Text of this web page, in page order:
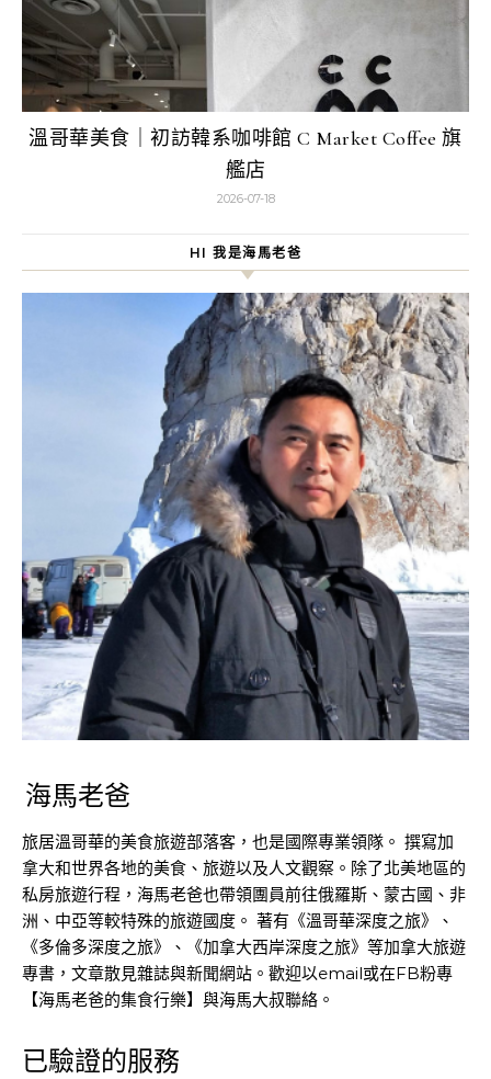
溫哥華美食｜初訪韓系咖啡館 C Market Coffee 旗
艦店
2026-07-18
HI 我是海馬老爸
海馬老爸
旅居溫哥華的美食旅遊部落客，也是國際專業領隊。 撰寫加
拿大和世界各地的美食、旅遊以及人文觀察。除了北美地區的
私房旅遊行程，海馬老爸也帶領團員前往俄羅斯、蒙古國、非
洲、中亞等較特殊的旅遊國度。 著有《溫哥華深度之旅》、
《多倫多深度之旅》、《加拿大西岸深度之旅》等加拿大旅遊
專書，文章散見雜誌與新聞網站。歡迎以email或在FB粉專
【海馬老爸的集食行樂】與海馬大叔聯絡。
已驗證的服務